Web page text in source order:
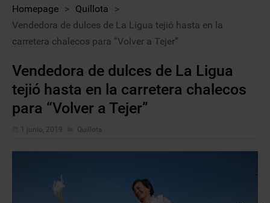
Homepage > Quillota
>
Vendedora de dulces de La Ligua tejió hasta en la
carretera chalecos para “Volver a Tejer”
Vendedora de dulces de La Ligua
tejió hasta en la carretera chalecos
para “Volver a Tejer”
1 junio, 2019 Quillota